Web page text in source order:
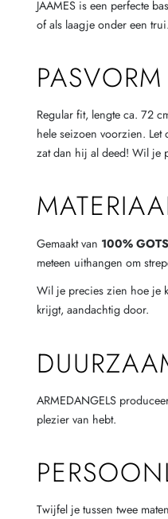
JAAMES is een perfecte
of als laagje onder een trui.
Regular fit, lengte ca. 72
hele seizoen voorzien.
zat dan hij al deed! Wil je
Gemaakt van 100%
meteen uithangen om
Wil je precies zien hoe je
krijgt, aandachtig door.
ARMEDANGELS
plezier van hebt.
Twijfel je tussen twee